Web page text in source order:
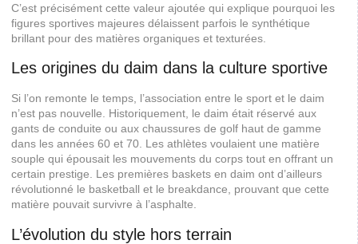
C’est précisément cette valeur ajoutée qui explique pourquoi les
figures sportives majeures délaissent parfois le synthétique
brillant pour des matières organiques et texturées.
Les origines du daim dans la culture sportive
Si l’on remonte le temps, l’association entre le sport et le daim
n’est pas nouvelle. Historiquement, le daim était réservé aux
gants de conduite ou aux chaussures de golf haut de gamme
dans les années 60 et 70. Les athlètes voulaient une matière
souple qui épousait les mouvements du corps tout en offrant un
certain prestige. Les premières baskets en daim ont d’ailleurs
révolutionné le basketball et le breakdance, prouvant que cette
matière pouvait survivre à l’asphalte.
L’évolution du style hors terrain